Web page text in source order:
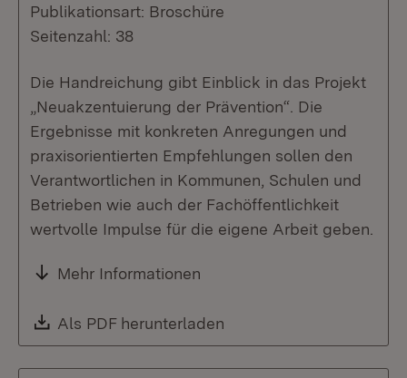
Publikationsart: Broschüre
Seitenzahl: 38
Die Handreichung gibt Einblick in das Projekt
„Neuakzentuierung der Prävention“. Die
Ergebnisse mit konkreten Anregungen und
praxisorientierten Empfehlungen sollen den
Verantwortlichen in Kommunen, Schulen und
Betrieben wie auch der Fachöffentlichkeit
wertvolle Impulse für die eigene Arbeit geben.
Mehr Informationen
Download:
Als PDF herunterladen